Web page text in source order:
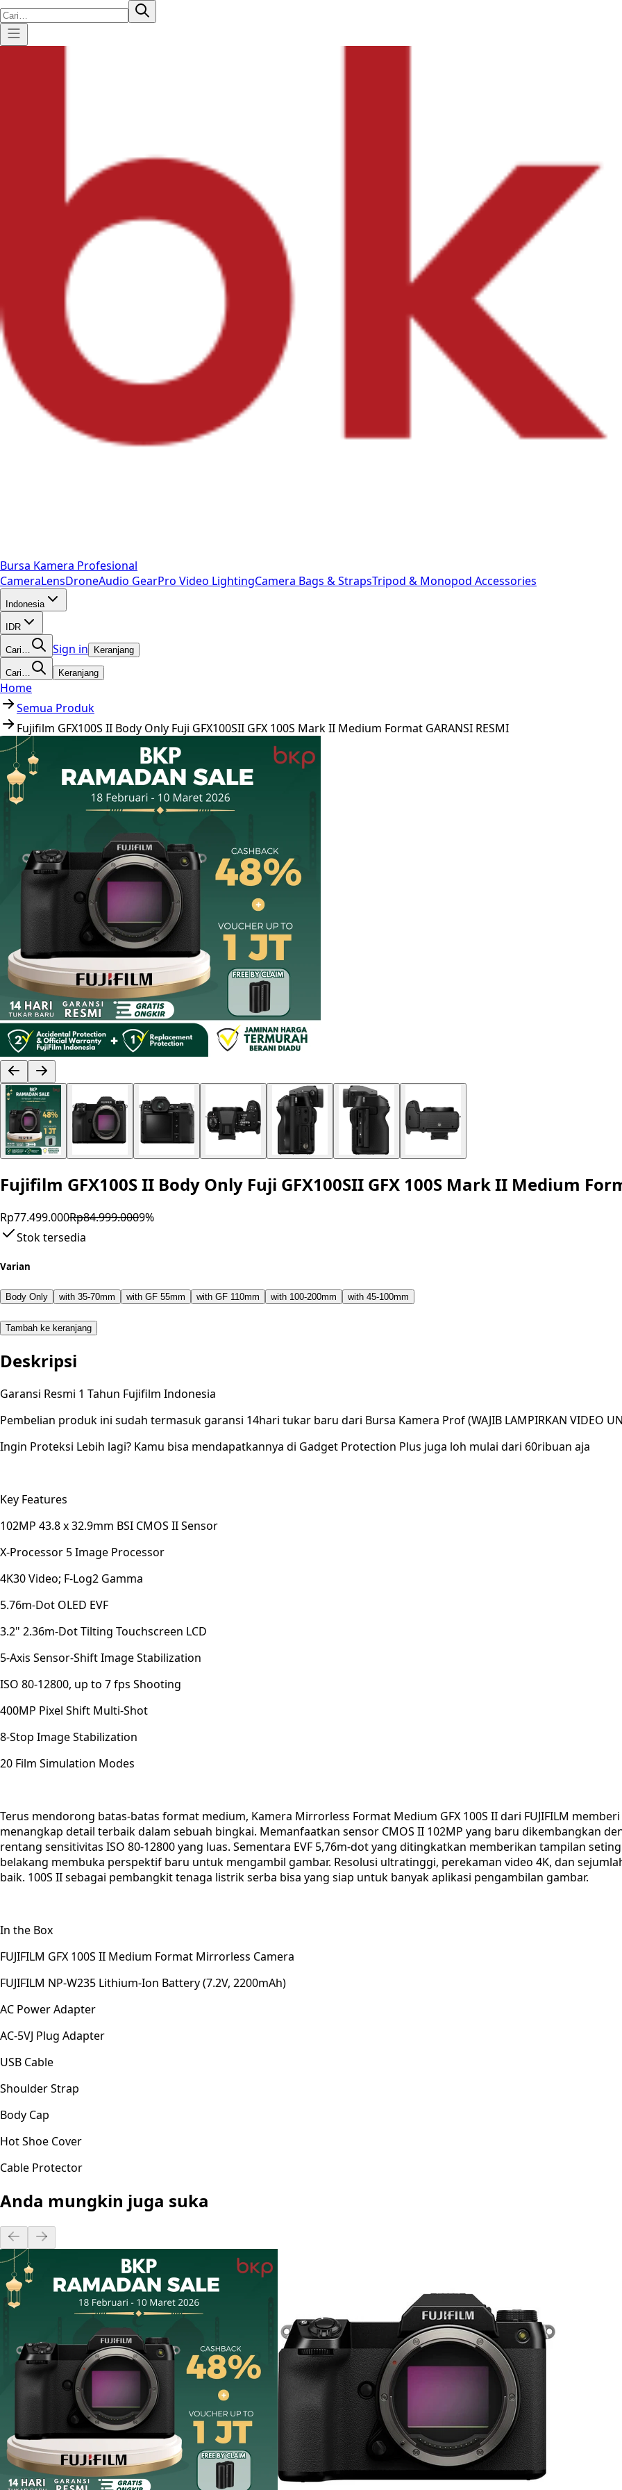
Bursa Kamera Profesional
CameraLensDroneAudio GearPro Video LightingCamera Bags & StrapsTripod & Monopod Accessories
Indonesia
IDR
Cari… Sign in Keranjang
Cari… Keranjang
Home
Semua Produk
Fujifilm GFX100S II Body Only Fuji GFX100SII GFX 100S Mark II Medium Format GARANSI RESMI
Fujifilm GFX100S II Body Only Fuji GFX100SII GFX 100S Mark II Medium
Rp77.499.000Rp84.999.0009%
Stok tersedia
Varian
Body Only with 35-70mm with GF 55mm with GF 110mm with 100-200mm with 45-100mm
Tambah ke keranjang
Deskripsi
Garansi Resmi 1 Tahun Fujifilm Indonesia
Pembelian produk ini sudah termasuk garansi 14hari tukar baru dari Bursa Kamera Prof (WAJIB LAMPIRKAN VIDEO
Ingin Proteksi Lebih lagi? Kamu bisa mendapatkannya di Gadget Protection Plus juga loh mulai dari 60ribuan aja
Key Features
102MP 43.8 x 32.9mm BSI CMOS II Sensor
X-Processor 5 Image Processor
4K30 Video; F-Log2 Gamma
5.76m-Dot OLED EVF
3.2" 2.36m-Dot Tilting Touchscreen LCD
5-Axis Sensor-Shift Image Stabilization
ISO 80-12800, up to 7 fps Shooting
400MP Pixel Shift Multi-Shot
8-Stop Image Stabilization
20 Film Simulation Modes
Terus mendorong batas-batas format medium, Kamera Mirrorless Format Medium GFX 100S II dari FUJIFILM
menangkap detail terbaik dalam sebuah bingkai. Memanfaatkan sensor CMOS II 102MP yang baru dikembangkan
rentang sensitivitas ISO 80-12800 yang luas. Sementara EVF 5,76m-dot yang ditingkatkan memberikan tampilan
belakang membuka perspektif baru untuk mengambil gambar. Resolusi ultratinggi, perekaman video 4K, dan
baik. 100S II sebagai pembangkit tenaga listrik serba bisa yang siap untuk banyak aplikasi pengambilan gambar.
In the Box
FUJIFILM GFX 100S II Medium Format Mirrorless Camera
FUJIFILM NP-W235 Lithium-Ion Battery (7.2V, 2200mAh)
AC Power Adapter
AC-5VJ Plug Adapter
USB Cable
Shoulder Strap
Body Cap
Hot Shoe Cover
Cable Protector
Anda mungkin juga suka